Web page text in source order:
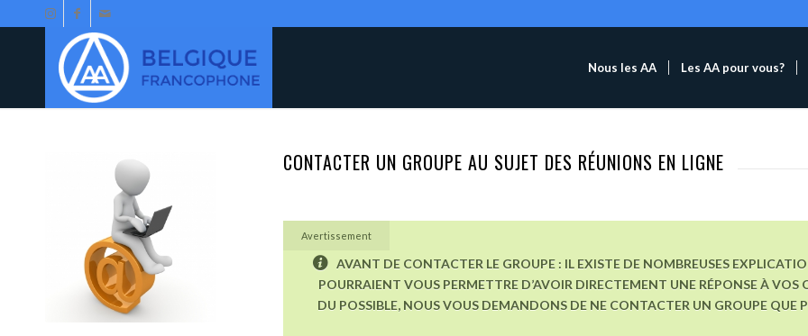
Nous les AA Les AA pour vous?
CONTACTER UN GROUPE AU SUJET DES RÉUNIONS EN LIGNE
Avertissement
AVANT DE CONTACTER LE GROUPE : IL EXISTE DE NOMBREUSES
POURRAIENT VOUS PERMETTRE D’AVOIR DIRECTEMENT UNE RÉPONSE À VOS
DU POSSIBLE, NOUS VOUS DEMANDONS DE NE CONTACTER UN GROUPE QUE